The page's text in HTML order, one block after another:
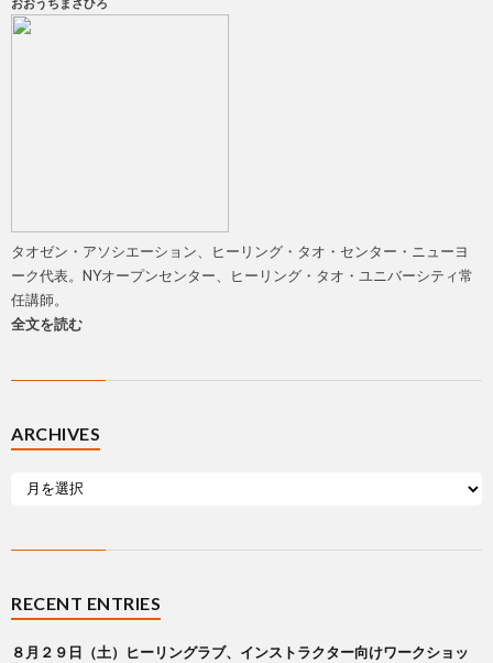
タオゼン・アソシエーション、ヒーリング・タオ・センター・ニューヨ
ーク代表。NYオープンセンター、ヒーリング・タオ・ユニバーシティ常
任講師。
全文を読む
ARCHIVES
RECENT ENTRIES
８月２９日（土）ヒーリングラブ、インストラクター向けワークショッ